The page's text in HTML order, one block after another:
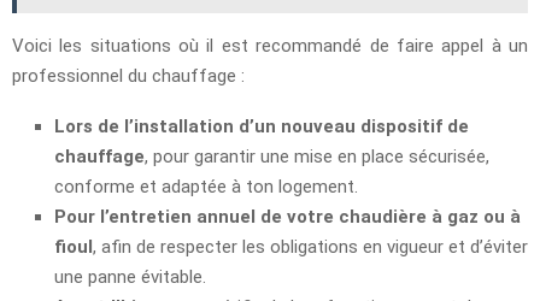
Voici les situations où il est recommandé de faire appel à un
professionnel du chauffage :
Lors de l’installation d’un nouveau dispositif de
chauffage, pour garantir une mise en place sécurisée,
conforme et adaptée à ton logement.
Pour l’entretien annuel de votre chaudière à gaz ou à
fioul, afin de respecter les obligations en vigueur et d’éviter
une panne évitable.